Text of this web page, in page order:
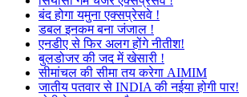
बंद होगा यमुना एक्सप्रेसवे !
डबल इनकम बना जंजाल !
एनडीए से फिर अलग होंगे नीतीश!
बुलडोजर की जद में खेसारी !
सीमांचल की सीमा तय करेगा AIMIM
जातीय पतवार से INDIA की नईया होगी पार!